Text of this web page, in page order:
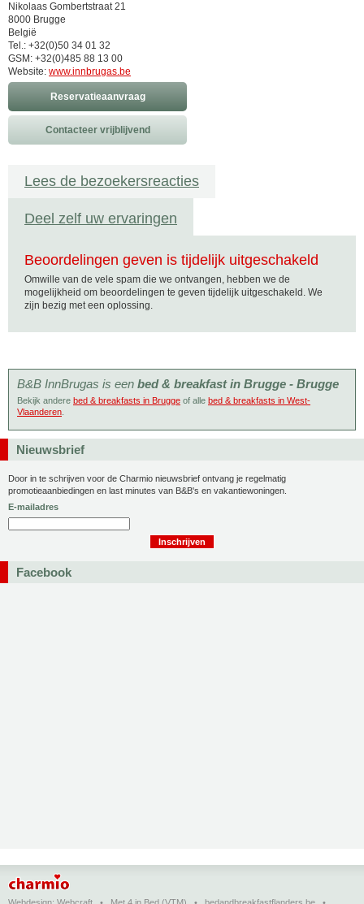
Nikolaas Gombertstraat 21
8000 Brugge
België
Tel.: +32(0)50 34 01 32
GSM: +32(0)485 88 13 00
Website: www.innbrugas.be
Reservatieaanvraag
Contacteer vrijblijvend
Lees de bezoekersreacties
Deel zelf uw ervaringen
Beoordelingen geven is tijdelijk uitgeschakeld
Omwille van de vele spam die we ontvangen, hebben we de
mogelijkheid om beoordelingen te geven tijdelijk uitgeschakeld. We
zijn bezig met een oplossing.
B&B InnBrugas is een bed & breakfast in Brugge - Brugge
Bekijk andere bed & breakfasts in Brugge of alle bed & breakfasts in West-
Vlaanderen
Nieuwsbrief
Door in te schrijven voor de Charmio nieuwsbrief ontvang je regelmatig
promotieaanbiedingen en last minutes van B&B's en vakantiewoningen.
E-mailadres
Facebook